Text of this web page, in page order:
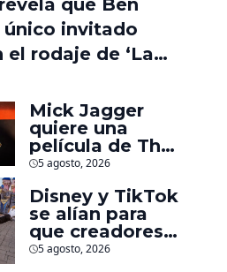
invitado
rodaje de ‘La
seis meses
Mick Jagger
quiere una
película de The
Rolling Stones
los biopics de
The Beatles
5 agosto, 2026
Disney y TikTok
se alían para
que creadores
hagan videos
5 agosto, 2026